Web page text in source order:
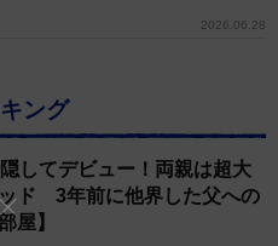
2026.06.28
ング
してデビュー！両親は超大
ド 3年前に他界した父への
屋】